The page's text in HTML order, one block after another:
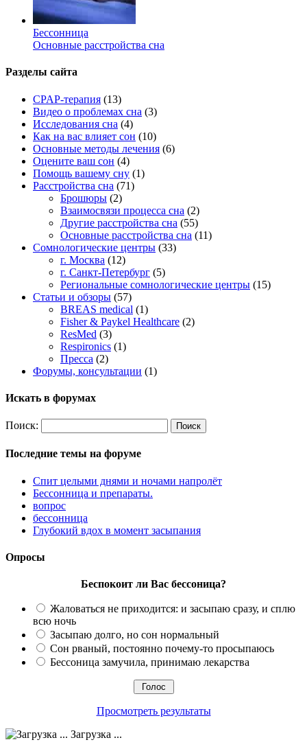
Бессонница
Основные расстройства сна
Разделы сайта
CPAP-терапия (13)
Видео о проблемах сна (3)
Исследования сна (4)
Как на вас влияет сон (10)
Основные методы лечения (6)
Оцените ваш сон (4)
Помощь вашему сну (1)
Расстройства сна (71)
Брошюры (2)
Взаимосвязи процесса сна (2)
Другие расстройства сна (55)
Основные расстройства сна (11)
Сомнологические центры (33)
г. Москва (12)
г. Санкт-Петербург (5)
Региональные сомнологические центры (15)
Статьи и обзоры (57)
BREAS medical (1)
Fisher & Paykel Healthcare (2)
ResMed (3)
Respironics (1)
Пресса (2)
Форумы, консультации (1)
Искать в форумах
Поиск:
Последние темы на форуме
Спит целыми днями и ночами напролёт
Бессонница и препараты.
вопрос
бессонница
Глубокий вдох в момент засыпания
Опросы
Беспокоит ли Вас бессоница?
Жаловаться не приходится: и засыпаю сразу, и сплю
всю ночь
Засыпаю долго, но сон нормальный
Сон рваный, постоянно почему-то просыпаюсь
Бессоница замучила, принимаю лекарства
Просмотреть результаты
Загрузка ...